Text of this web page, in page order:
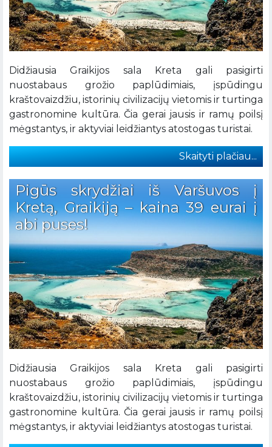
Didžiausia Graikijos sala Kreta gali pasigirti
nuostabaus grožio paplūdimiais, įspūdingu
kraštovaizdžiu, istorinių civilizacijų vietomis ir turtinga
gastronomine kultūra. Čia gerai jausis ir ramų poilsį
mėgstantys, ir aktyviai leidžiantys atostogas turistai.
Skaityti plačiau...
Pigūs skrydžiai iš Varšuvos į
Kretą, Graikiją – kaina 39 eurai į
abi puses!
Didžiausia Graikijos sala Kreta gali pasigirti
nuostabaus grožio paplūdimiais, įspūdingu
kraštovaizdžiu, istorinių civilizacijų vietomis ir turtinga
gastronomine kultūra. Čia gerai jausis ir ramų poilsį
mėgstantys, ir aktyviai leidžiantys atostogas turistai.